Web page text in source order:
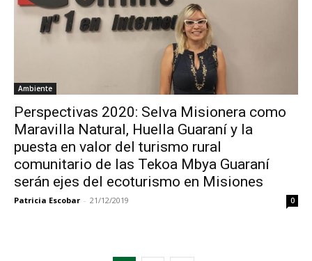
Ambiente
Perspectivas 2020: Selva Misionera como
Maravilla Natural, Huella Guaraní y la
puesta en valor del turismo rural
comunitario de las Tekoa Mbya Guaraní
serán ejes del ecoturismo en Misiones
Patricia Escobar - 21/12/2019 0